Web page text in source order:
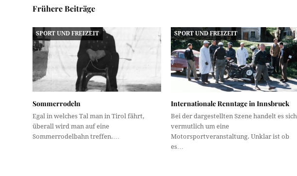
Frühere Beiträge
SPORT UND FREIZEIT
Sommerrodeln
Egal in welches Tal man in Tirol fährt,
überall wird man auf eine
Sommerrodelbahn treffen.…
SPORT UND FREIZEIT
Internationale Renntage in Innsbruck
Bei der dargestellten Szene handelt es sich
vermutlich um eine
Motorsportveranstaltung. Unklar ist ob
es…